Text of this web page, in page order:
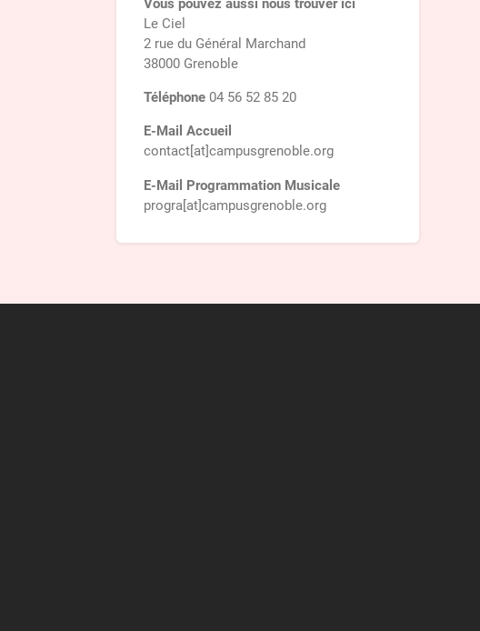
Vous pouvez aussi nous trouver ici
Le Ciel
2 rue du Général Marchand
38000 Grenoble
Téléphone 04 56 52 85 20
E-Mail Accueil
contact[at]campusgrenoble.org
E-Mail Programmation Musicale
progra[at]campusgrenoble.org